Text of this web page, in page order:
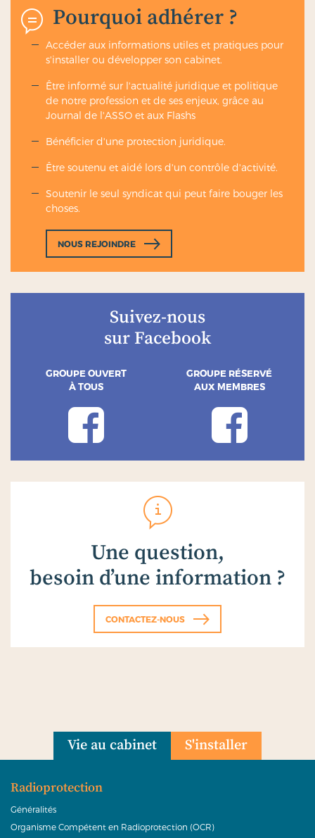
Dans ce cas, il respectera la ventilation 60/40 avec la
possibilité :
soit d’avoir les mêmes garanties mais avec
une cotisation globale légèrement inférieure à
celle de l’AG2R
soit d’avoir des garanties supérieures avec une
cotisation égale ou supérieure à celle de
(Déclaration Unique d’Embauche), document
juridique qui doit être mis à disposition des
contrôleur URSSAF en cas de contrôle.
Pourquoi adhérer ?
Accéder aux informations utiles et pratiques pour
s'installer ou développer son cabinet.
Être informé sur l'actualité juridique et politique
de notre profession et de ses enjeux, grâce au
Journal de l'ASSO et aux Flashs
Bénéficier d'une protection juridique.
Être soutenu et aidé lors d'un contrôle d'activité.
Soutenir le seul syndicat qui peut faire bouger les
choses.
NOUS REJOINDRE
Suivez-nous
sur Facebook
GROUPE OUVERT
À TOUS
GROUPE RÉSERVÉ
AUX MEMBRES
Une question,
besoin d’une information ?
CONTACTEZ-NOUS
Vie au cabinet S'installer
Radioprotection
Généralités
Organisme Compétent en Radioprotection (OCR)